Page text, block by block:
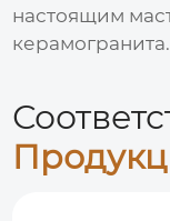
настоящим
керамогранита.